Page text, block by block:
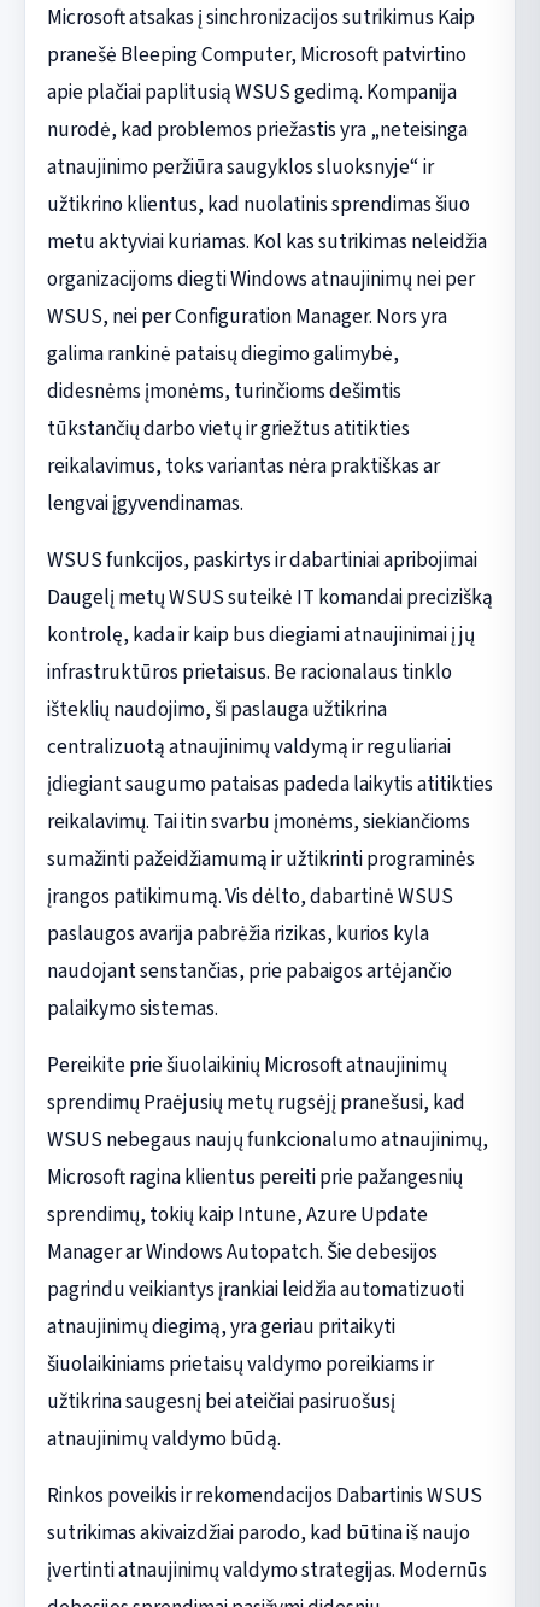
Microsoft atsakas į sinchronizacijos sutrikimus Kaip
pranešė Bleeping Computer, Microsoft patvirtino
apie plačiai paplitusią WSUS gedimą. Kompanija
nurodė, kad problemos priežastis yra „neteisinga
atnaujinimo peržiūra saugyklos sluoksnyje“ ir
užtikrino klientus, kad nuolatinis sprendimas šiuo
metu aktyviai kuriamas. Kol kas sutrikimas neleidžia
organizacijoms diegti Windows atnaujinimų nei per
WSUS, nei per Configuration Manager. Nors yra
galima rankinė pataisų diegimo galimybė,
didesnėms įmonėms, turinčioms dešimtis
tūkstančių darbo vietų ir griežtus atitikties
reikalavimus, toks variantas nėra praktiškas ar
lengvai įgyvendinamas.
WSUS funkcijos, paskirtys ir dabartiniai apribojimai
Daugelį metų WSUS suteikė IT komandai precizišką
kontrolę, kada ir kaip bus diegiami atnaujinimai į jų
infrastruktūros prietaisus. Be racionalaus tinklo
išteklių naudojimo, ši paslauga užtikrina
centralizuotą atnaujinimų valdymą ir reguliariai
įdiegiant saugumo pataisas padeda laikytis atitikties
reikalavimų. Tai itin svarbu įmonėms, siekiančioms
sumažinti pažeidžiamumą ir užtikrinti programinės
įrangos patikimumą. Vis dėlto, dabartinė WSUS
paslaugos avarija pabrėžia rizikas, kurios kyla
naudojant senstančias, prie pabaigos artėjančio
palaikymo sistemas.
Pereikite prie šiuolaikinių Microsoft atnaujinimų
sprendimų Praėjusių metų rugsėjį pranešusi, kad
WSUS nebegaus naujų funkcionalumo atnaujinimų,
Microsoft ragina klientus pereiti prie pažangesnių
sprendimų, tokių kaip Intune, Azure Update
Manager ar Windows Autopatch. Šie debesijos
pagrindu veikiantys įrankiai leidžia automatizuoti
atnaujinimų diegimą, yra geriau pritaikyti
šiuolaikiniams prietaisų valdymo poreikiams ir
užtikrina saugesnį bei ateičiai pasiruošusį
atnaujinimų valdymo būdą.
Rinkos poveikis ir rekomendacijos Dabartinis WSUS
sutrikimas akivaizdžiai parodo, kad būtina iš naujo
įvertinti atnaujinimų valdymo strategijas. Modernūs